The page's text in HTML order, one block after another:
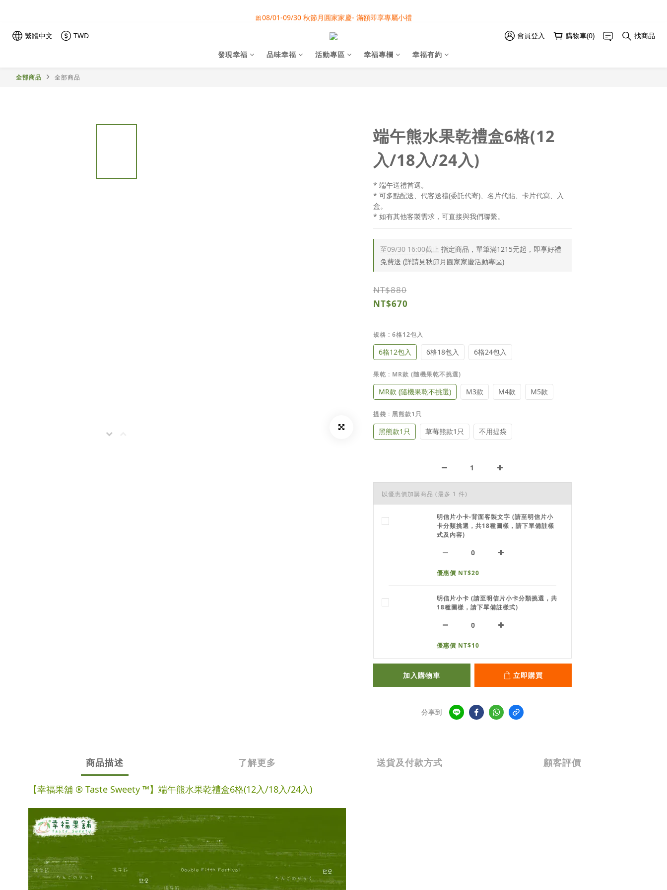
🌕中秋禮盒早鳥最後優惠至08/05止，快快來訊洽詢!
❤️雙雙對對心連心 - 婚禮小物專屬滿額活動
繁體中文 TWD 會員登入 購物車(0)
找商品
發現幸福
品味幸福 活動專區 幸福專欄 幸福有約
全部商品 全部商品
端午熊水果乾禮盒6格(12
入/18入/24入)
* 端午送禮首選。
* 可多點配送、代客送禮(委託代寄)、名片代貼、卡片代寫、入
盒。
* 如有其他客製需求，可直接與我們聯繫。
至09/30 16:00截止 指定商品，單筆滿1215元起，即享好禮
免費送 (詳請見秋節月圓家家慶活動專區)
NT$880
NT$670
規格 : 6格12包入
6格12包入 6格18包入 6格24包入
果乾 : MR款 (隨機果乾不挑選)
MR款 (隨機果乾不挑選) M3款 M4款 M5款
提袋 : 黑熊款1只
黑熊款1只 草莓熊款1只 不用提袋
以優惠價加購商品 (最多 1 件)
明信片小卡-背面客製文字 (請至明信片小
卡分類挑選，共18種圖樣，請下單備註樣
式及內容)
優惠價 NT$20
明信片小卡 (請至明信片小卡分類挑選，共
18種圖樣，請下單備註樣式)
優惠價 NT$10
加入購物車 立即購買
分享到
商品描述 了解更多 送貨及付款方式 顧客評價
【幸福果舖 ® Taste Sweety ™】端午熊水果乾禮盒6格(12入/18入/24入)